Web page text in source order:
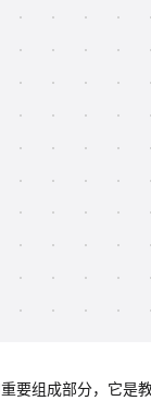
要组成部分，它是